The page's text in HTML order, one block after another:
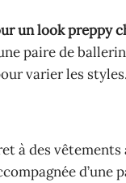
un look preppy
paire de
varier les styles.
à des
d’une